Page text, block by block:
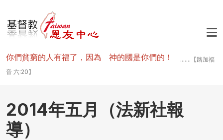
你們貧窮的人有福了，因為 神的國是你們的！
.......【路加福
音 六:20】
2014年五月（法新社報
導）